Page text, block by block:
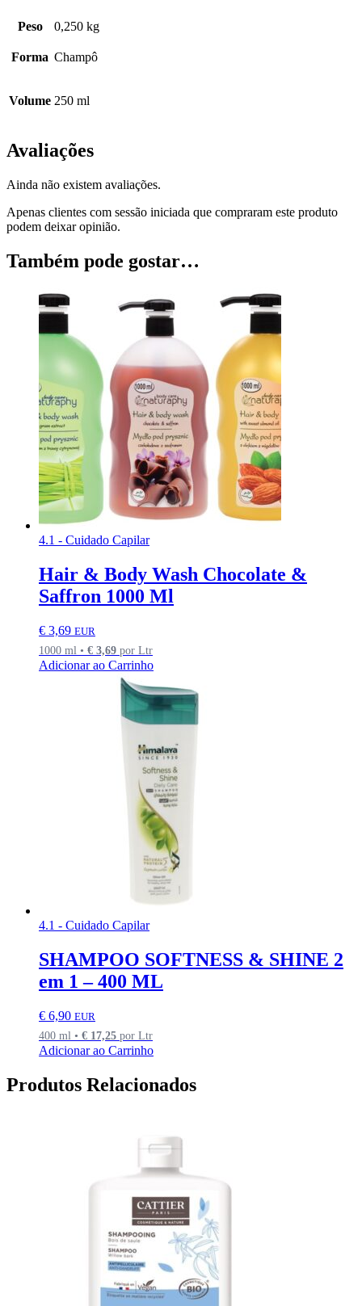
Peso 0,250 kg
Forma Champô
Volume 250 ml
Avaliações
Ainda não existem avaliações.
Apenas clientes com sessão iniciada que compraram este produto
podem deixar opinião.
Também pode gostar…
4.1 - Cuidado Capilar
Hair & Body Wash Chocolate &
Saffron 1000 Ml
€ 3,69 EUR
1000 ml • € 3,69 por Ltr
Adicionar ao Carrinho
4.1 - Cuidado Capilar
SHAMPOO SOFTNESS & SHINE 2
em 1 – 400 ML
€ 6,90 EUR
400 ml • € 17,25 por Ltr
Adicionar ao Carrinho
Produtos Relacionados